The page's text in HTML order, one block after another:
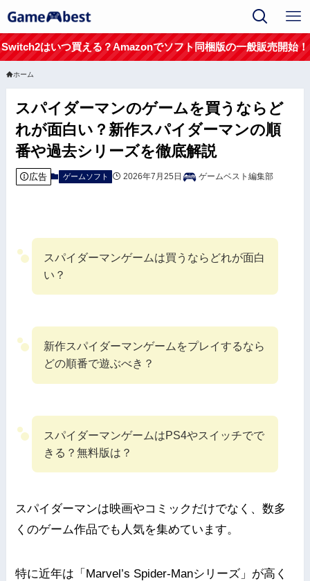
Switch2はいつ買える？Amazonでソフト同梱版の一般販売開始！
ホーム
スパイダーマンのゲームを買うならど
れが面白い？新作スパイダーマンの順
番や過去シリーズを徹底解説
広告 ゲームソフト 2026年7月25日 ゲームベスト編集部
スパイダーマンゲームは買うならどれが面白
い？
新作スパイダーマンゲームをプレイするなら
どの順番で遊ぶべき？
スパイダーマンゲームはPS4やスイッチでで
きる？無料版は？
スパイダーマンは映画やコミックだけでなく、数多
くのゲーム作品でも人気を集めています。
特に近年は「Marvel’s Spider-Manシリーズ」が高く